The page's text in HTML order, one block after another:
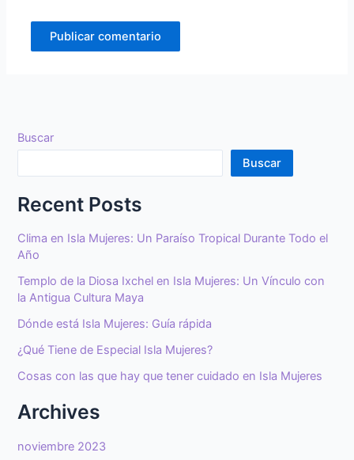
Buscar
Buscar
Recent Posts
Clima en Isla Mujeres: Un Paraíso Tropical Durante Todo el
Año
Templo de la Diosa Ixchel en Isla Mujeres: Un Vínculo con
la Antigua Cultura Maya
Dónde está Isla Mujeres: Guía rápida
¿Qué Tiene de Especial Isla Mujeres?
Cosas con las que hay que tener cuidado en Isla Mujeres
Archives
noviembre 2023